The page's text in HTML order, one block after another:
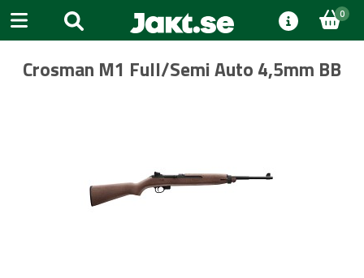
0
Crosman M1 Full/Semi Auto 4,5mm BB